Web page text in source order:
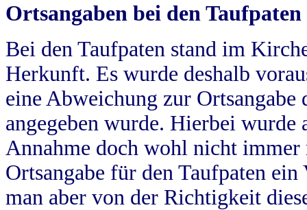
Ortsangaben bei den Taufpaten
Bei den Taufpaten stand im
Herkunft. Es wurde deshalb
eine Abweichung zur
angegeben wurde. Hierbei wurde
Annahme doch wohl nicht
Ortsangabe für den Taufpaten
man aber von der Richtigkeit